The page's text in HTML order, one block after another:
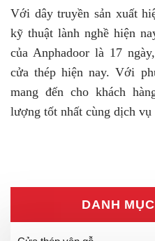
Với dây truyền sản xuất
kỹ thuật lành nghề hiện
của Anphadoor là 17
cửa thép hiện nay. Với
mang đến cho khách
lượng tốt nhất cùng dịch vụ
DANH